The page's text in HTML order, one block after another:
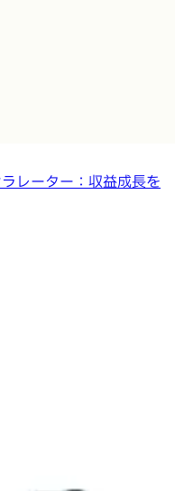
レーター：収益成長を